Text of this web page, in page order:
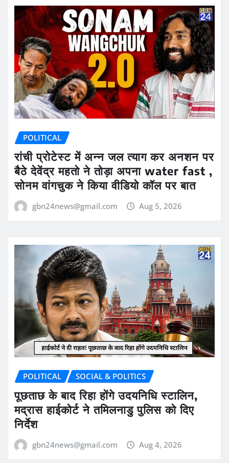
POLITICAL
रांची प्रोटेस्ट में अन्न जल त्याग कर अनशन पर
बैठे देवेंद्र महतो ने तोड़ा अपना water fast ,
सोनम वांगचुक ने किया वीडियो कॉल पर बात
gbn24news@gmail.com Aug 5, 2026
POLITICAL SOCIAL & POLITICS
पूछताछ के बाद रिहा होंगे उदयनिधि स्टालिन,
मद्रास हाईकोर्ट ने तमिलनाडु पुलिस को दिए
निर्देश
gbn24news@gmail.com Aug 4, 2026